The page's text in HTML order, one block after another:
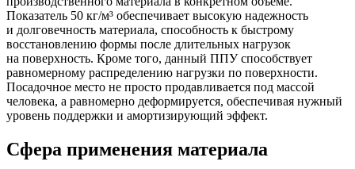
Показатель 50 кг/м³ обеспечивает высокую надежность
и долговечность материала, способность к быстрому
восстановлению формы после длительных нагрузок
на поверхность. Кроме того, данный ППУ способствует
равномерному распределению нагрузки по поверхности.
Посадочное место не просто продавливается под массой
человека, а равномерно деформируется, обеспечивая нужный
уровень поддержки и амортизирующий эффект.
Сфера применения материала